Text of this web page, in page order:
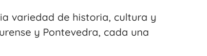
variedad de historia, cultura y
y Pontevedra, cada una